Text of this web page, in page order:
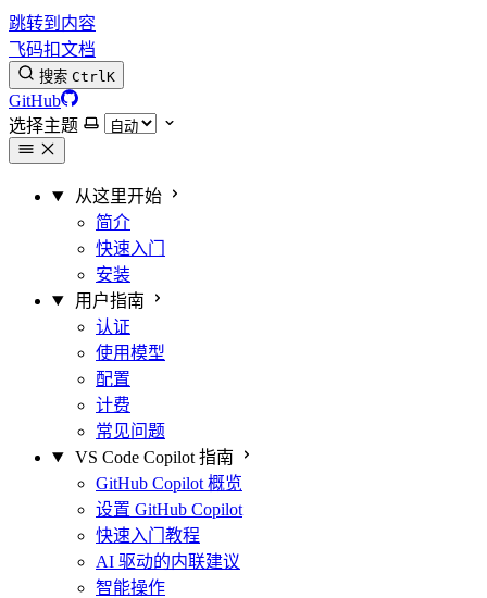
跳转到内容
飞码扣文档
搜索 CtrlK
GitHub
选择主题
从这里开始
简介
快速入门
安装
用户指南
认证
使用模型
配置
计费
常见问题
VS Code Copilot 指南
GitHub Copilot 概览
设置 GitHub Copilot
快速入门教程
AI 驱动的内联建议
智能操作